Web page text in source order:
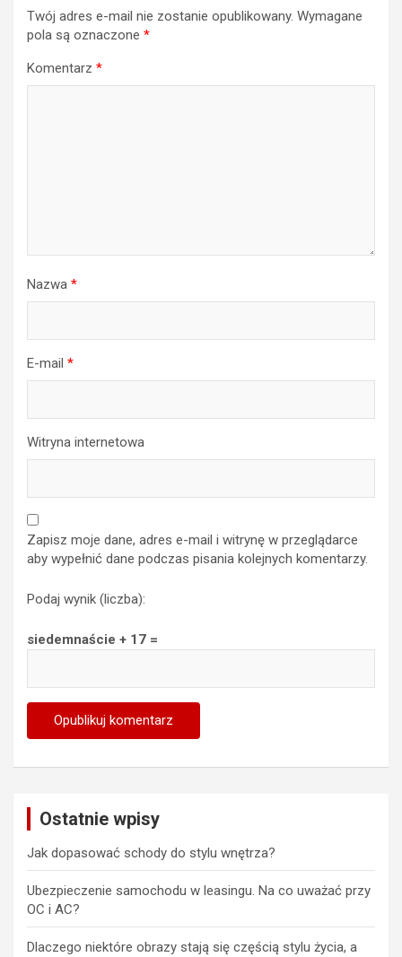
Twój adres e-mail nie zostanie opublikowany. Wymagane
pola są oznaczone *
Komentarz *
Nazwa *
E-mail *
Witryna internetowa
Zapisz moje dane, adres e-mail i witrynę w przeglądarce
aby wypełnić dane podczas pisania kolejnych komentarzy.
Podaj wynik (liczba):
siedemnaście + 17 =
Ostatnie wpisy
Jak dopasować schody do stylu wnętrza?
Ubezpieczenie samochodu w leasingu. Na co uważać przy
OC i AC?
Dlaczego niektóre obrazy stają się częścią stylu życia, a